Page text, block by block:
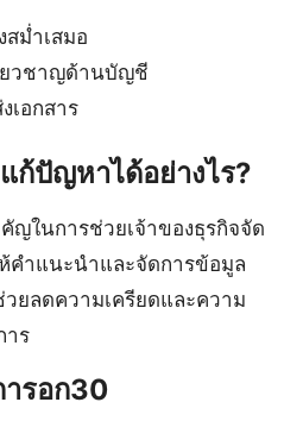
ม่ำเสมอ
ยวชาญด้านบัญชี
เอกสาร
ปัญหาได้อย่างไร?
ในการช่วยเจ้าของธุรกิจจัด
คำแนะนำและจัดการข้อมูล
ยลดความเครียดและความ
าร
รอก30